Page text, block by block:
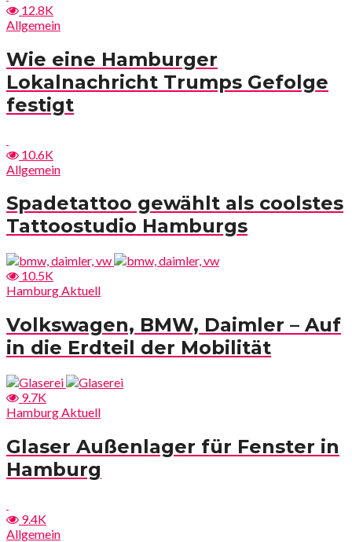
12.8K
Allgemein
Wie eine Hamburger
Lokalnachricht Trumps Gefolge
festigt
10.6K
Allgemein
Spadetattoo gewählt als coolstes
Tattoostudio Hamburgs
10.5K
Hamburg Aktuell
Volkswagen, BMW, Daimler – Auf
in die Erdteil der Mobilität
9.7K
Hamburg Aktuell
Glaser Außenlager für Fenster in
Hamburg
9.4K
Allgemein